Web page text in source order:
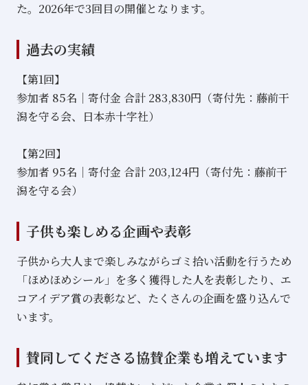
た。2026年で3回目の開催となります。
過去の実績
【第1回】
参加者 85名｜寄付金 合計 283,830円（寄付先：藤前干
潟を守る会、日本赤十字社）
【第2回】
参加者 95名｜寄付金 合計 203,124円（寄付先：藤前干
潟を守る会）
子供も楽しめる企画や表彰
子供から大人まで楽しみながらゴミ拾い活動を行うため
「ほめほめシール」を多く獲得した人を表彰したり、エ
コアイデア賞の表彰など、たくさんの企画を盛り込んで
います。
賛同してくださる協賛企業も増えています